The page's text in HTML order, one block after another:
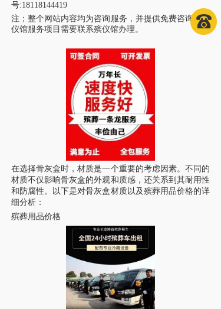
号:18118144419
注； 整个网站内容均为咨询服务，并提供免费咨询，殡
仪馆服务项目需要联系殡仪馆办理。
在选择骨灰盒时，材质是一个重要的考虑因素。不同的
材质不仅影响骨灰盒的外观和质感，还关系到其耐用性
和防腐性。以下是对骨灰盒材质以及殡葬用品价格的详
细分析：
殡葬用品价格